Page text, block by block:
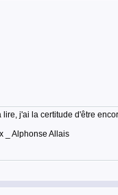
j'ai la certitude d'être
_ Alphonse Allais